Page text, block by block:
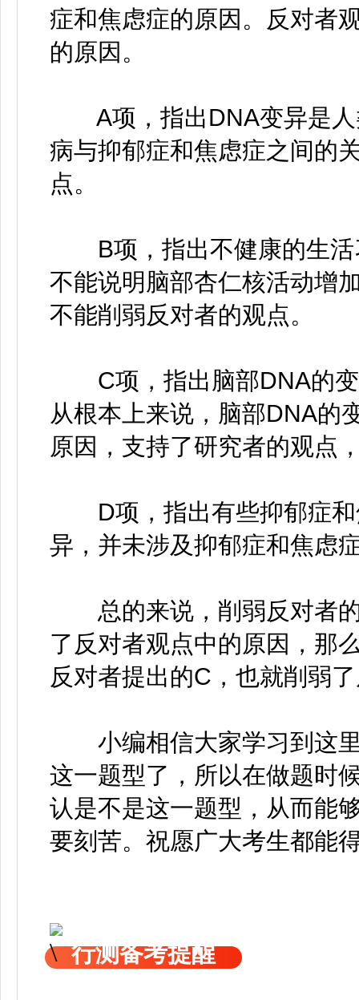
症和焦虑症的原因。反对者
的原因。
A项，指出DNA变异是人
病与抑郁症和焦虑症之间的
点。
B项，指出不健康的生活
不能说明脑部杏仁核活动增
不能削弱反对者的观点。
C项，指出脑部DNA的变
从根本上来说，脑部DNA的
原因，支持了研究者的观点
D项，指出有些抑郁症和
异，并未涉及抑郁症和焦虑
总的来说，削弱反对者的
了反对者观点中的原因，那
反对者提出的C，也就削弱
小编相信大家学习到这里
这一题型了，所以在做题时
认是不是这一题型，从而能
要刻苦。祝愿广大考生都能
行测备考提醒